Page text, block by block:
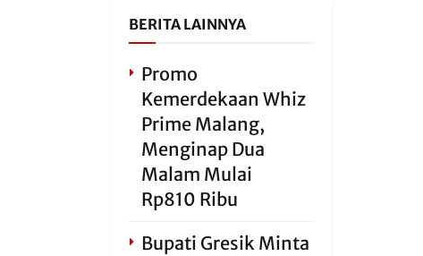
BERITA LAINNYA
Promo
Kemerdekaan Whiz
Prime Malang,
Menginap Dua
Malam Mulai
Rp810 Ribu
Bupati Gresik Minta